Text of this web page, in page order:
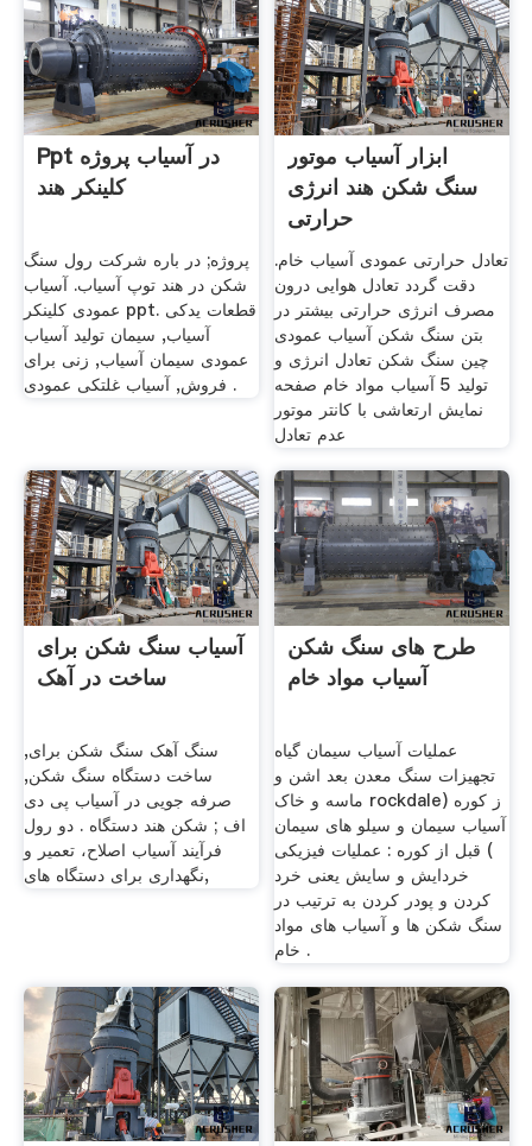
Ppt در آسیاب پروژه
کلینکر هند
پروژه; در باره شرکت رول سنگ
شکن در هند توپ آسیاب. آسیاب
عمودی کلینکر ppt. قطعات یدکی
آسیاب, سیمان تولید آسیاب
عمودی سیمان آسیاب, زنی برای
فروش, آسیاب غلتکی عمودی .
ابزار آسیاب موتور
سنگ شکن هند انرژی
حرارتی
تعادل حرارتی عمودی آسیاب خام.
دقت گردد تعادل هوایی درون
مصرف انرژی حرارتی بیشتر در
بتن سنگ شکن آسیاب عمودی
چین سنگ شکن تعادل انرژی و
تولید 5 آسیاب مواد خام صفحه
نمایش ارتعاشی با کانتر موتور
عدم تعادل
آسیاب سنگ شکن برای
ساخت در آهک
سنگ آهک سنگ شکن برای,
ساخت دستگاه سنگ شکن,
صرفه جویی در آسیاب پی دی
اف ; شکن هند دستگاه . دو رول
فرآیند آسیاب اصلاح، تعمیر و
نگهداری برای دستگاه های,
طرح های سنگ شکن
آسیاب مواد خام
عملیات آسیاب سیمان گیاه
تجهیزات سنگ معدن بعد اشن و
ماسه و خاک rockdaleز کوره (
آسیاب سیمان و سیلو های سیمان
) قبل از کوره : عملیات فیزیکی
خردایش و سایش یعنی خرد
کردن و پودر کردن به ترتیب در
سنگ شکن ها و آسیاب های مواد
خام .